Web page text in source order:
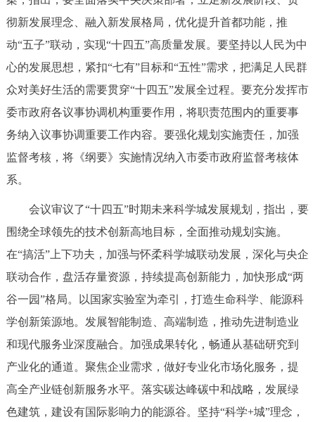
个人服务 法人服务 部门服务
便民服务 利企服务 投资项目
中介服务 阳光政务
12345网上接诉即办 我要咨询 我要建议
参与调查 在线访谈 图说互动
走进北京
北京概况 十六区概览 人文北京
绿色北京 图说北京 视频北京
多语种
ENGLISH 한국어 日本語
彻新发展理念、融入新发展格局，优化提升首都功能，推
动“五子”联动，实现“十四五”高质量发展。要坚持以人民为中
心的发展思想，紧扣“七有”目标和“五性”需求，把满足人民群
众对美好生活的需要贯穿“十四五”发展全过程。要充分发挥市
委市政府各议事协调机构重要作用，将职责范围内的重要事
务纳入议事协调重要工作内容。要强化规划实施责任，加强
监督考核，将《纲要》实施情况纳入市委市政府监督考核体
系。
会议审议了“十四五”时期未来科学城发展规划，指出，要
围绕全球领先的技术创新高地目标，全面推动规划实施。
在“搞活”上下功夫，加强与怀柔科学城联动发展，深化与央企
联动合作，盘活存量资源，持续提高创新能力，加快形成“两
谷一园”格局。以国家实验室为牵引，打造生命科学、能源科
学创新策源地。发展智能制造、高端制造，推动先进制造业
和现代服务业深度融合。加强成果转化，畅通从基础研究到
产业化的通道。聚焦企业需求，做好专业化市场化服务，提
高全产业链创新服务水平。落实碳达峰碳中和战略，发展绿
色建筑，建设有国际影响力的能源谷。坚持“科学+城”理念，